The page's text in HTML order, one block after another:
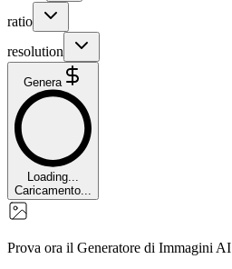
ratio
resolution
Genera
Loading...
Caricamento...
Prova ora il Generatore di Immagini AI